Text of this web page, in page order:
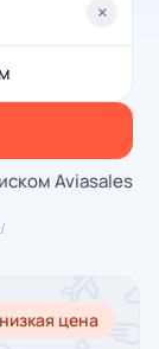
×
Aviasales
/
цена